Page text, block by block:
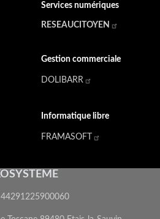
Services numériques
RESEAUCITOYEN
Gestion commerciale
DOLIBARR
Informatique libre
FRAMASOFT